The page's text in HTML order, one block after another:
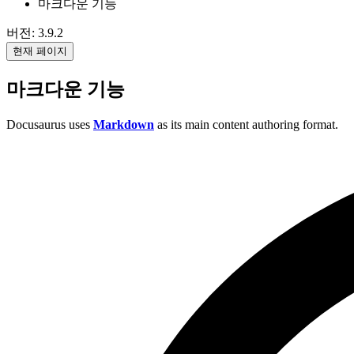
마크다운 기능
버전: 3.9.2
현재 페이지
마크다운 기능
Docusaurus uses Markdown as its main content authoring format.